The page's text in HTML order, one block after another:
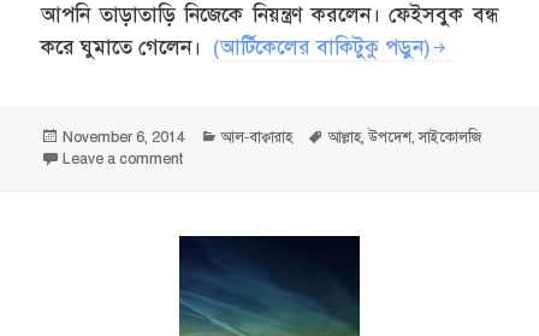
আপনি তাড়াতাড়ি নিজেকে নিয়ন্ত্রণ করলেন। ফেইসবুক বন্ধ
করে ঘুমাতে গেলেন। (আর্টিকেলের বাকিটুকু পড়ুন)
Posted
on
November 6, 2014 Categories
আল-বাক্বারাহ Tags
আল্লাহ,উপদেশ,সাইকোলজি
Leave a commenton তোমরা যেদিকেই মুখ ফেরাও, সেদিকেই আল্লাহকে পাবে — আল-